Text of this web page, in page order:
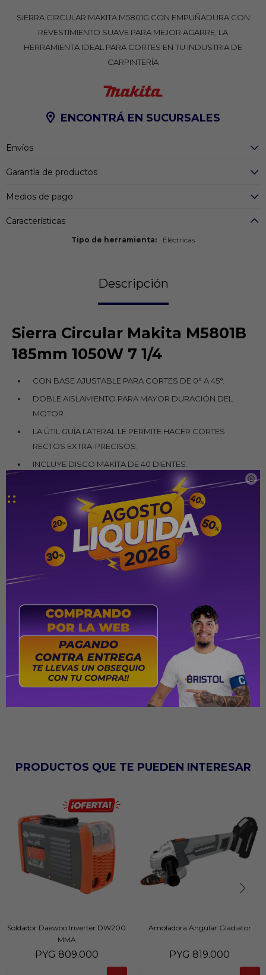

SIERRA CIRCULAR MAKITA M5801G CON EMPUÑADURA CON
REVESTIMIENTO SUAVE PARA MEJOR AGARRE, LA
HERRAMIENTA IDEAL PARA CORTES EN TU INDUSTRIA DE
CARPINTERÍA
ENCONTRÁ EN SUCURSALES
Envíos
Garantía de productos
Medios de pago
Características
Tipo de herramienta Eléctricas
Descripción
Sierra Circular Makita M5801B
185mm 1050W 7 1/4
CON BASE AJUSTABLE PARA CORTES DE 0° A 45°.
DOBLE AISLAMIENTO PARA MAYOR DURACIÓN DEL
MOTOR.
LA ÚTIL GUÍA LATERAL LE PERMITE HACER CORTES
RECTOS EXTRA-PRECISOS.
INCLUYE DISCO MAKITA DE 40 DIENTES.
DATOS TÉCNICOS:
TENSIÓN: 120V
CORRIENTE: 8.5A
FRECUENCIA: 50/60 HZ
POTENCIA: 1,050W
VELOCIDAD SIN CARGA (RPM): 4900 R/MIN
PROFUNDIDAD DE CORTE MÁXIMA A 90°: 66 MM (2-5/8")
PROFUNDIDAD DE CORTE MÁXIMA A 45°: 44 MM (1-3/4")
DIMENSIONES: 284 X 231 X 234 MM
PESO NETO: 3.7 KG (8.1 LBS)
CLASE DE SEGURIDAD: DOBLE AISLAMIENTO
PRODUCTOS QUE TE PUEDEN INTERESAR
Soldador Daewoo Inverter DW200
MMA
PYG 809.000
Amoladora Angular Gladiator
PYG 819.000